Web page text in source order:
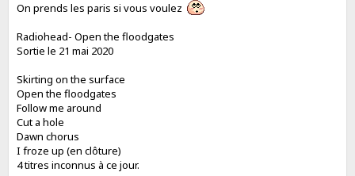
On prends les paris si vous voulez
Radiohead- Open the floodgates
Sortie le 21 mai 2020
Skirting on the surface
Open the floodgates
Follow me around
Cut a hole
Dawn chorus
I froze up (en clôture)
4 titres inconnus à ce jour.